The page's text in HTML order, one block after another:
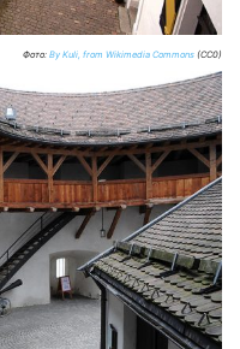
Фото: By Kuli, from Wikimedia Commons (CC0)